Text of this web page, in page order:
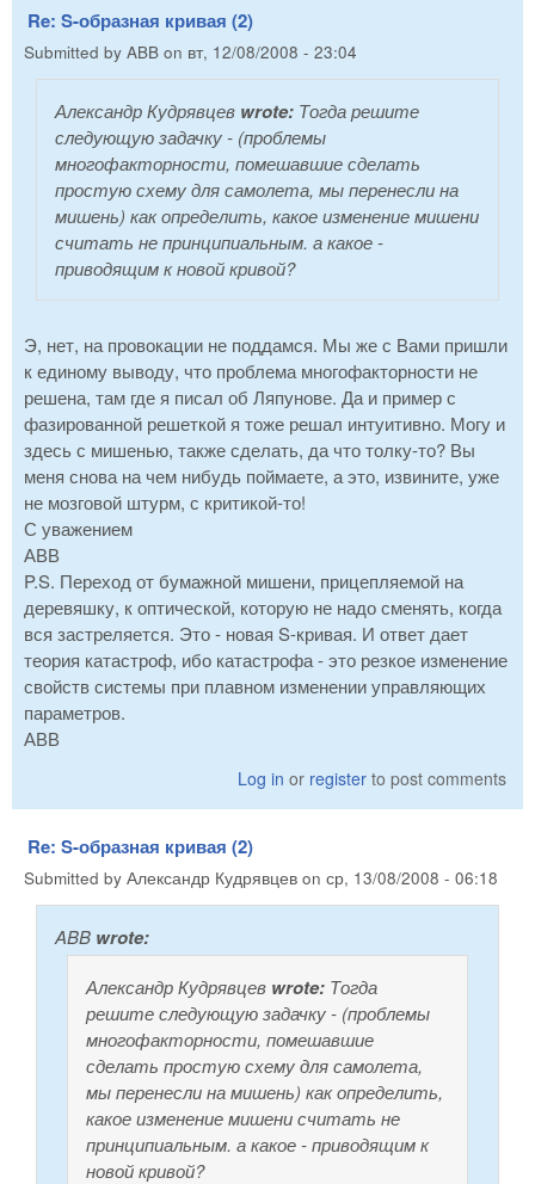
Re: S-образная кривая (2)
Submitted by ABB on вт, 12/08/2008 - 23:04
Александр Кудрявцев wrote: Тогда решите
следующую задачку - (проблемы
многофакторности, помешавшие сделать
простую схему для самолета, мы перенесли на
мишень) как определить, какое изменение мишени
считать не принципиальным. а какое -
приводящим к новой кривой?
Э, нет, на провокации не поддамся. Мы же с Вами пришли
к единому выводу, что проблема многофакторности не
решена, там где я писал об Ляпунове. Да и пример с
фазированной решеткой я тоже решал интуитивно. Могу и
здесь с мишенью, также сделать, да что толку-то? Вы
меня снова на чем нибудь поймаете, а это, извините, уже
не мозговой штурм, с критикой-то!
С уважением
АВВ
P.S. Переход от бумажной мишени, прицепляемой на
деревяшку, к оптической, которую не надо сменять, когда
вся застреляется. Это - новая S-кривая. И ответ дает
теория катастроф, ибо катастрофа - это резкое изменение
свойств системы при плавном изменении управляющих
параметров.
АВВ
Log in or register to post comments
Re: S-образная кривая (2)
Submitted by Александр Кудрявцев on ср, 13/08/2008 - 06:18
ABB wrote:
Александр Кудрявцев wrote: Тогда
решите следующую задачку - (проблемы
многофакторности, помешавшие
сделать простую схему для самолета,
мы перенесли на мишень) как определить,
какое изменение мишени считать не
принципиальным. а какое - приводящим к
новой кривой?